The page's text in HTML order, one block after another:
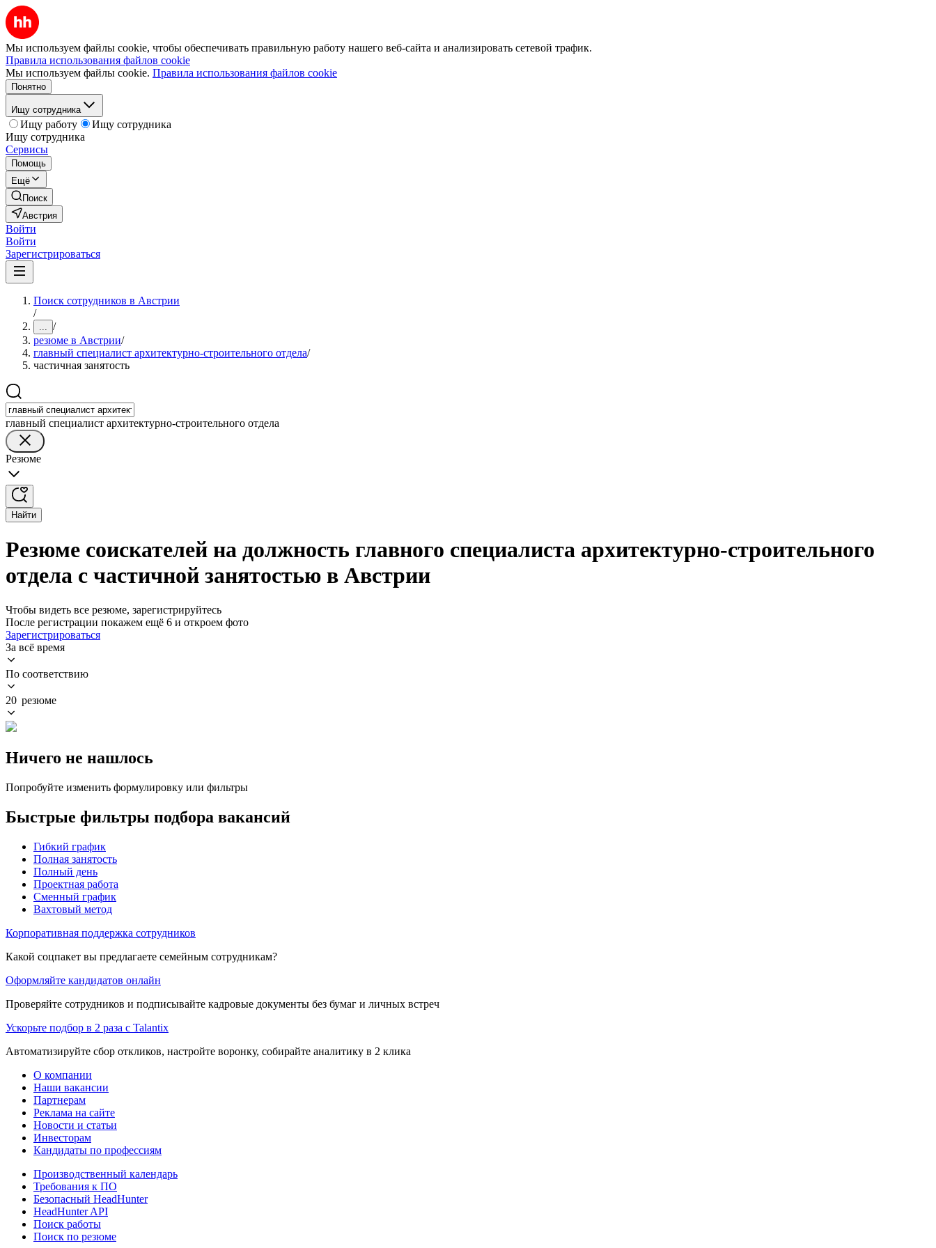
Мы используем файлы cookie, чтобы обеспечивать правильную работу нашего веб-сайта и анализировать сетевой трафик.
Правила использования файлов cookie
Мы используем файлы cookie. Правила использования файлов cookie
Понятно
Ищу сотрудника
Ищу работу
Ищу сотрудника
Ищу сотрудника
Сервисы
Помощь
Ещё
Поиск
Австрия
Войти
Войти
Зарегистрироваться
Поиск сотрудников в Австрии
/
... /
резюме в Австрии/
главный специалист архитектурно-строительного отдела/
частичная занятость
главный специалист архитектурно-строительного отдела
Резюме
Найти
Резюме соискателей на должность главного специалиста архитектурно-строительного
отдела с частичной занятостью в Австрии
Чтобы видеть все резюме, зарегистрируйтесь
После регистрации покажем ещё 6 и откроем фото
Зарегистрироваться
За всё время
По соответствию
20 резюме
Ничего не нашлось
Попробуйте изменить формулировку или фильтры
Быстрые фильтры подбора вакансий
Гибкий график
Полная занятость
Полный день
Проектная работа
Сменный график
Вахтовый метод
Корпоративная поддержка сотрудников
Какой соцпакет вы предлагаете семейным сотрудникам?
Оформляйте кандидатов онлайн
Проверяйте сотрудников и подписывайте кадровые документы без бумаг и личных встреч
Ускорьте подбор в 2 раза с Talantix
Автоматизируйте сбор откликов, настройте воронку, собирайте аналитику в 2 клика
О компании
Наши вакансии
Партнерам
Реклама на сайте
Новости и статьи
Инвесторам
Кандидаты по профессиям
Производственный календарь
Требования к ПО
Безопасный HeadHunter
HeadHunter API
Поиск работы
Поиск по резюме